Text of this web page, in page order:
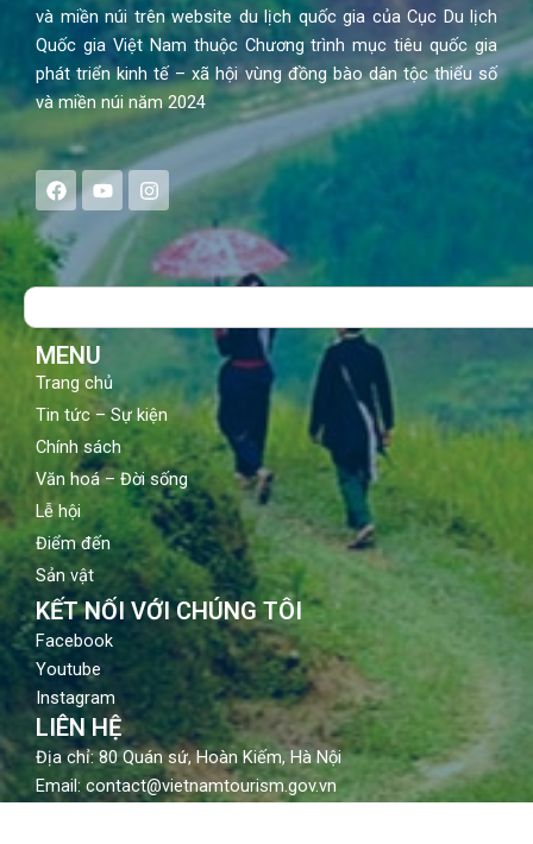
và miền núi trên website du lịch quốc gia của Cục Du lịch
Quốc gia Việt Nam thuộc Chương trình mục tiêu quốc gia
phát triển kinh tế – xã hội vùng đồng bào dân tộc thiểu số
và miền núi năm 2024
F
a
e
b
o
Y
o
t
u
b
I
n
s
a
g
Search
MENU
Trang chủ
Tin tức – Sự kiện
Chính sách
Văn hoá – Đời sống
Lễ hội
Điểm đến
Sản vật
KẾT NỐI VỚI CHÚNG TÔI
Facebook
Youtube
Instagram
LIÊN HỆ
Địa chỉ: 80 Quán sứ, Hoàn Kiếm, Hà Nội
Email: contact@vietnamtourism.gov.vn